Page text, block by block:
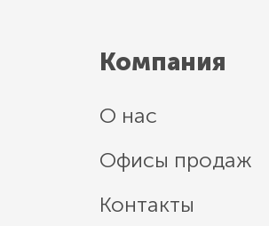
Компания
О нас
Офисы продаж
Контакты